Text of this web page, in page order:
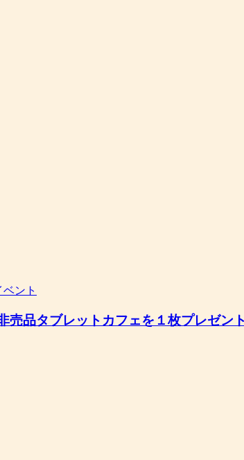
ベント
売品タブレットカフェを１枚プレゼン